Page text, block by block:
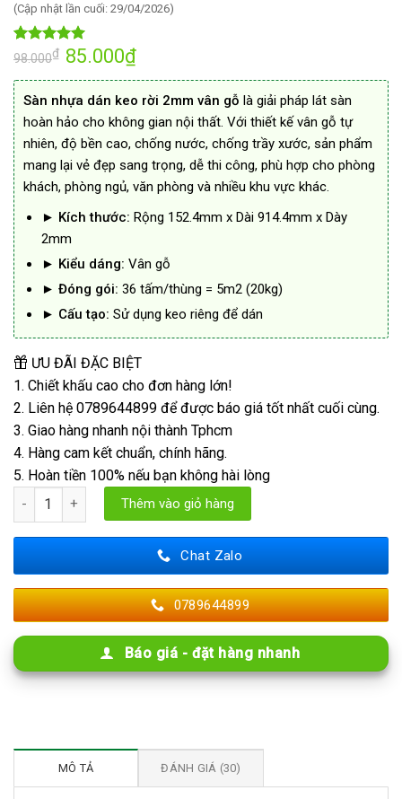
(Cập nhật lần cuối: 29/04/2026)
5.00trên 5
30
đánh giá
98.000₫ Giá
gốc
là:
85.000₫Giá
tại
85.000₫.
Sàn nhựa dán keo rời 2mm vân gỗ là giải pháp lát sàn
hoàn hảo cho không gian nội thất. Với thiết kế vân gỗ tự
nhiên, độ bền cao, chống nước, chống trầy xước, sản phẩm
mang lại vẻ đẹp sang trọng, dễ thi công, phù hợp cho phòng
khách, phòng ngủ, văn phòng và nhiều khu vực khác.
► Kích thước: Rộng 152.4mm x Dài 914.4mm x Dày
2mm
► Kiểu dáng: Vân gỗ
► Đóng gói: 36 tấm/thùng = 5m2 (20kg)
► Cấu tạo: Sử dụng keo riêng để dán
ƯU ĐÃI ĐẶC BIỆT
1. Chiết khấu cao cho đơn hàng lớn!
2. Liên hệ 0789644899 để được báo giá tốt nhất cuối cùng.
3. Giao hàng nhanh nội thành Tphcm
4. Hàng cam kết chuẩn, chính hãng.
5. Hoàn tiền 100% nếu bạn không hài lòng
Sàn Nhựa Dán Keo Rời 2mm Vân Gỗ TA số lượng
Thêm vào giỏ hàng
Chat Zalo
0789644899
Báo giá - đặt hàng nhanh
MÔ TẢ ĐÁNH GIÁ (30)